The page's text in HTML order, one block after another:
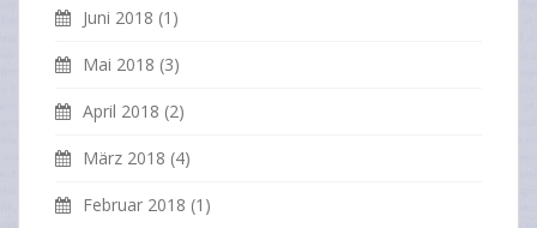
Juni 2018 (1)
Mai 2018 (3)
April 2018 (2)
März 2018 (4)
Februar 2018 (1)